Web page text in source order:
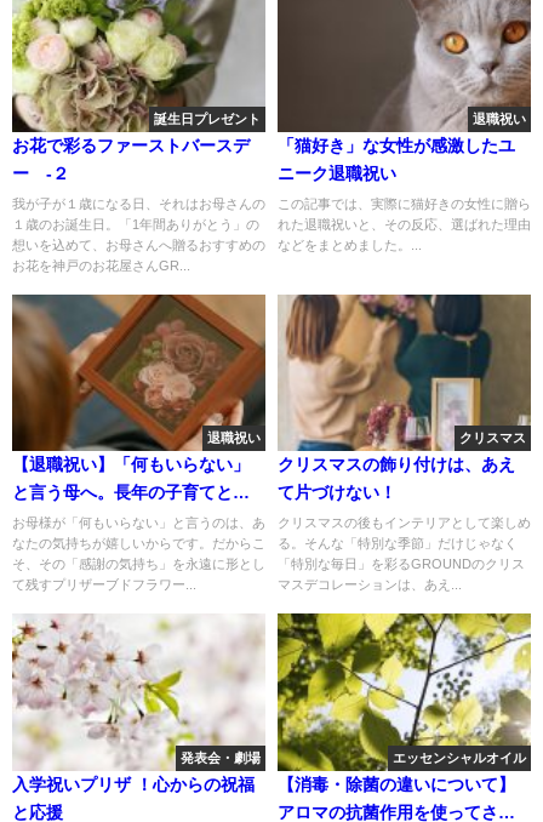
誕生日プレゼント
お花で彩るファーストバースデ
ー -２
我が子が１歳になる日、それはお母さんの
１歳のお誕生日。「1年間ありがとう」の
想いを込めて、お母さんへ贈るおすすめの
お花を神戸のお花屋さんGR...
退職祝い
「猫好き」な女性が感激したユ
ニーク退職祝い
この記事では、実際に猫好きの女性に贈ら
れた退職祝いと、その反応、選ばれた理由
などをまとめました。...
退職祝い
【退職祝い】「何もいらない」
と言う母へ。長年の子育てと仕
事への感謝を込めて贈る、記念
品になるお花
お母様が「何もいらない」と言うのは、あ
なたの気持ちが嬉しいからです。だからこ
そ、その「感謝の気持ち」を永遠に形とし
て残すプリザーブドフラワー...
クリスマス
クリスマスの飾り付けは、あえ
て片づけない！
クリスマスの後もインテリアとして楽しめ
る。そんな「特別な季節」だけじゃなく
「特別な毎日」を彩るGROUNDのクリス
マスデコレーションは、あえ...
発表会・劇場
入学祝いプリザ ！心からの祝福
と応援
エッセンシャルオイル
【消毒・除菌の違いについて】
アロマの抗菌作用を使ってさら